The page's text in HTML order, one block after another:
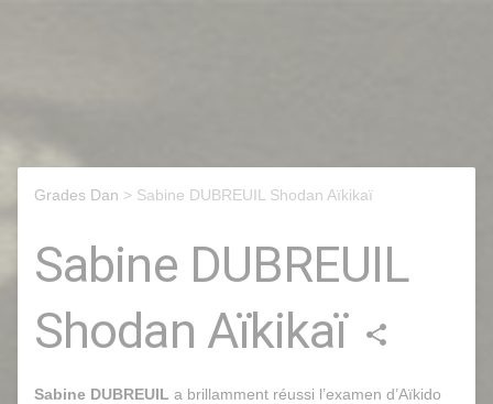
Grades Dan > Sabine DUBREUIL Shodan Aïkikaï
Sabine DUBREUIL
Shodan Aïkikaï
share
Sabine DUBREUIL a brillamment réussi l’examen d’Aïkido